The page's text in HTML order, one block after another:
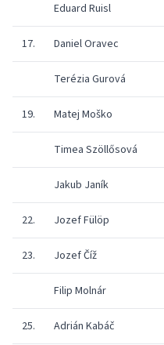
Eduard Ruisl
17. Daniel Oravec
Terézia Gurová
19. Matej Moško
Timea Szöllősová
Jakub Janík
22. Jozef Fülöp
23. Jozef Číž
Filip Molnár
25. Adrián Kabáč